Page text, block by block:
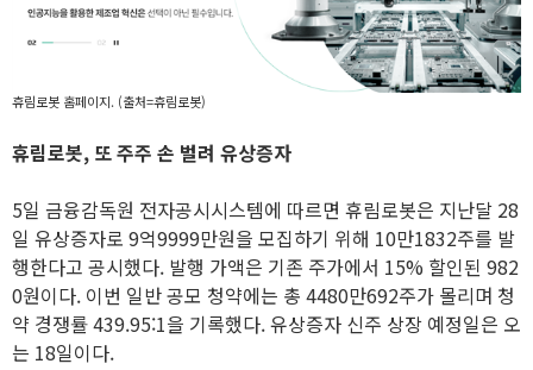
휴림로봇 홈페이지. (출처=휴림로봇)
휴림로봇, 또 주주 손 벌려 유상증자
5일 금융감독원 전자공시시스템에 따르면 휴림로봇은 지난달 28
일 유상증자로 9억9999만원을 모집하기 위해 10만1832주를 발
행한다고 공시했다. 발행 가액은 기존 주가에서 15% 할인된 982
0원이다. 이번 일반 공모 청약에는 총 4480만692주가 몰리며 청
약 경쟁률 439.95:1을 기록했다. 유상증자 신주 상장 예정일은 오
는 18일이다.